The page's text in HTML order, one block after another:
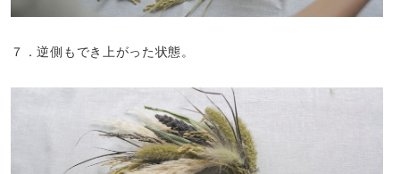
７．逆側もでき上がった状態。